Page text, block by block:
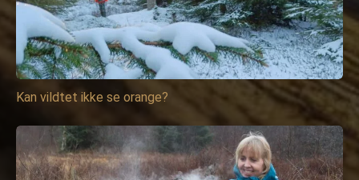
Kan vildtet ikke se orange?